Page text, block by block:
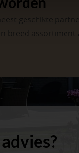
geschikte
breed